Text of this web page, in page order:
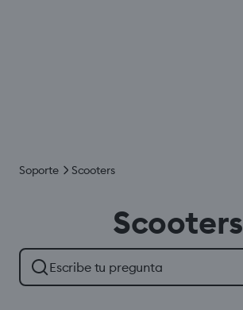
Soporte Scooters
Scooters